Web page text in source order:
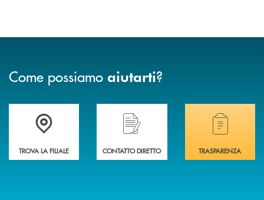
Come possiamo aiutarti?
Accedi all' elenco completo delle filiali della BCC di Spello e del Velino
TROVA LA FILIALE
Hai bisogno di assistenza immediata?
CONTATTO DIRETTO
Hai bisogno di
TRASPARENZA